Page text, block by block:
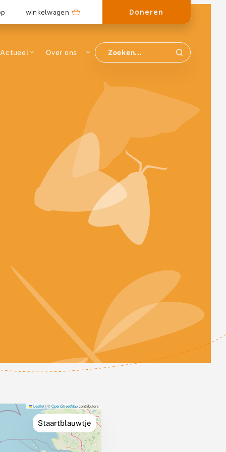
winkelwagen Doneren
Actueel Over ons
Staartblauwtje
Leaflet|©OpenStreetMapcontributors